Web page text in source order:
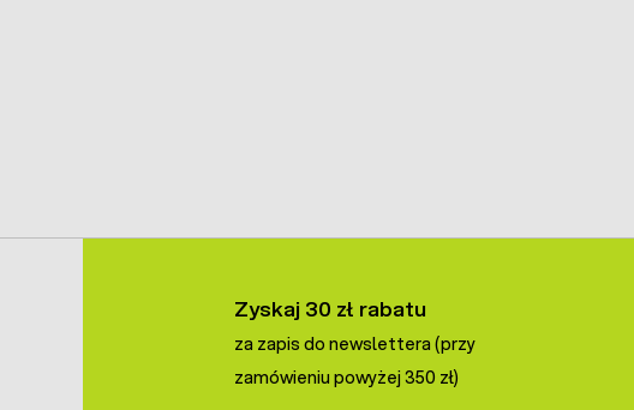
Zyskaj 30 zł rabatu
za zapis do newslettera (przy
zamówieniu powyżej 350 zł)